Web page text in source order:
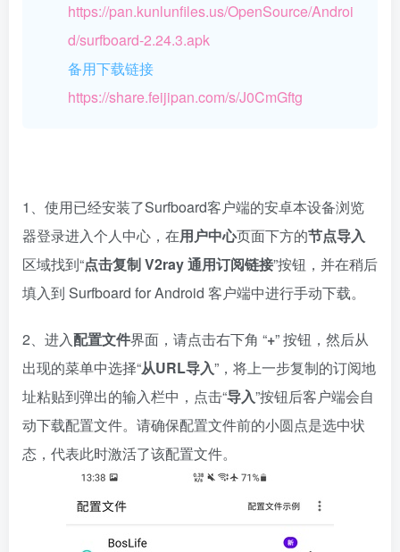
https://pan.kunlunfiles.us/OpenSource/Androi
d/surfboard-2.24.3.apk
备用下载链接
https://share.feijipan.com/s/J0CmGftg
1、使用已经安装了Surfboard客户端的安卓本设备浏览
器登录进入个人中心，在用户中心页面下方的节点导入
区域找到“点击复制 V2ray 通用订阅链接”按钮，并在稍后
填入到 Surfboard for Android 客户端中进行手动下载。
2、进入配置文件界面，请点击右下角 “+” 按钮，然后从
出现的菜单中选择“从URL导入”，将上一步复制的订阅地
址粘贴到弹出的输入栏中，点击“导入”按钮后客户端会自
动下载配置文件。请确保配置文件前的小圆点是选中状
态，代表此时激活了该配置文件。